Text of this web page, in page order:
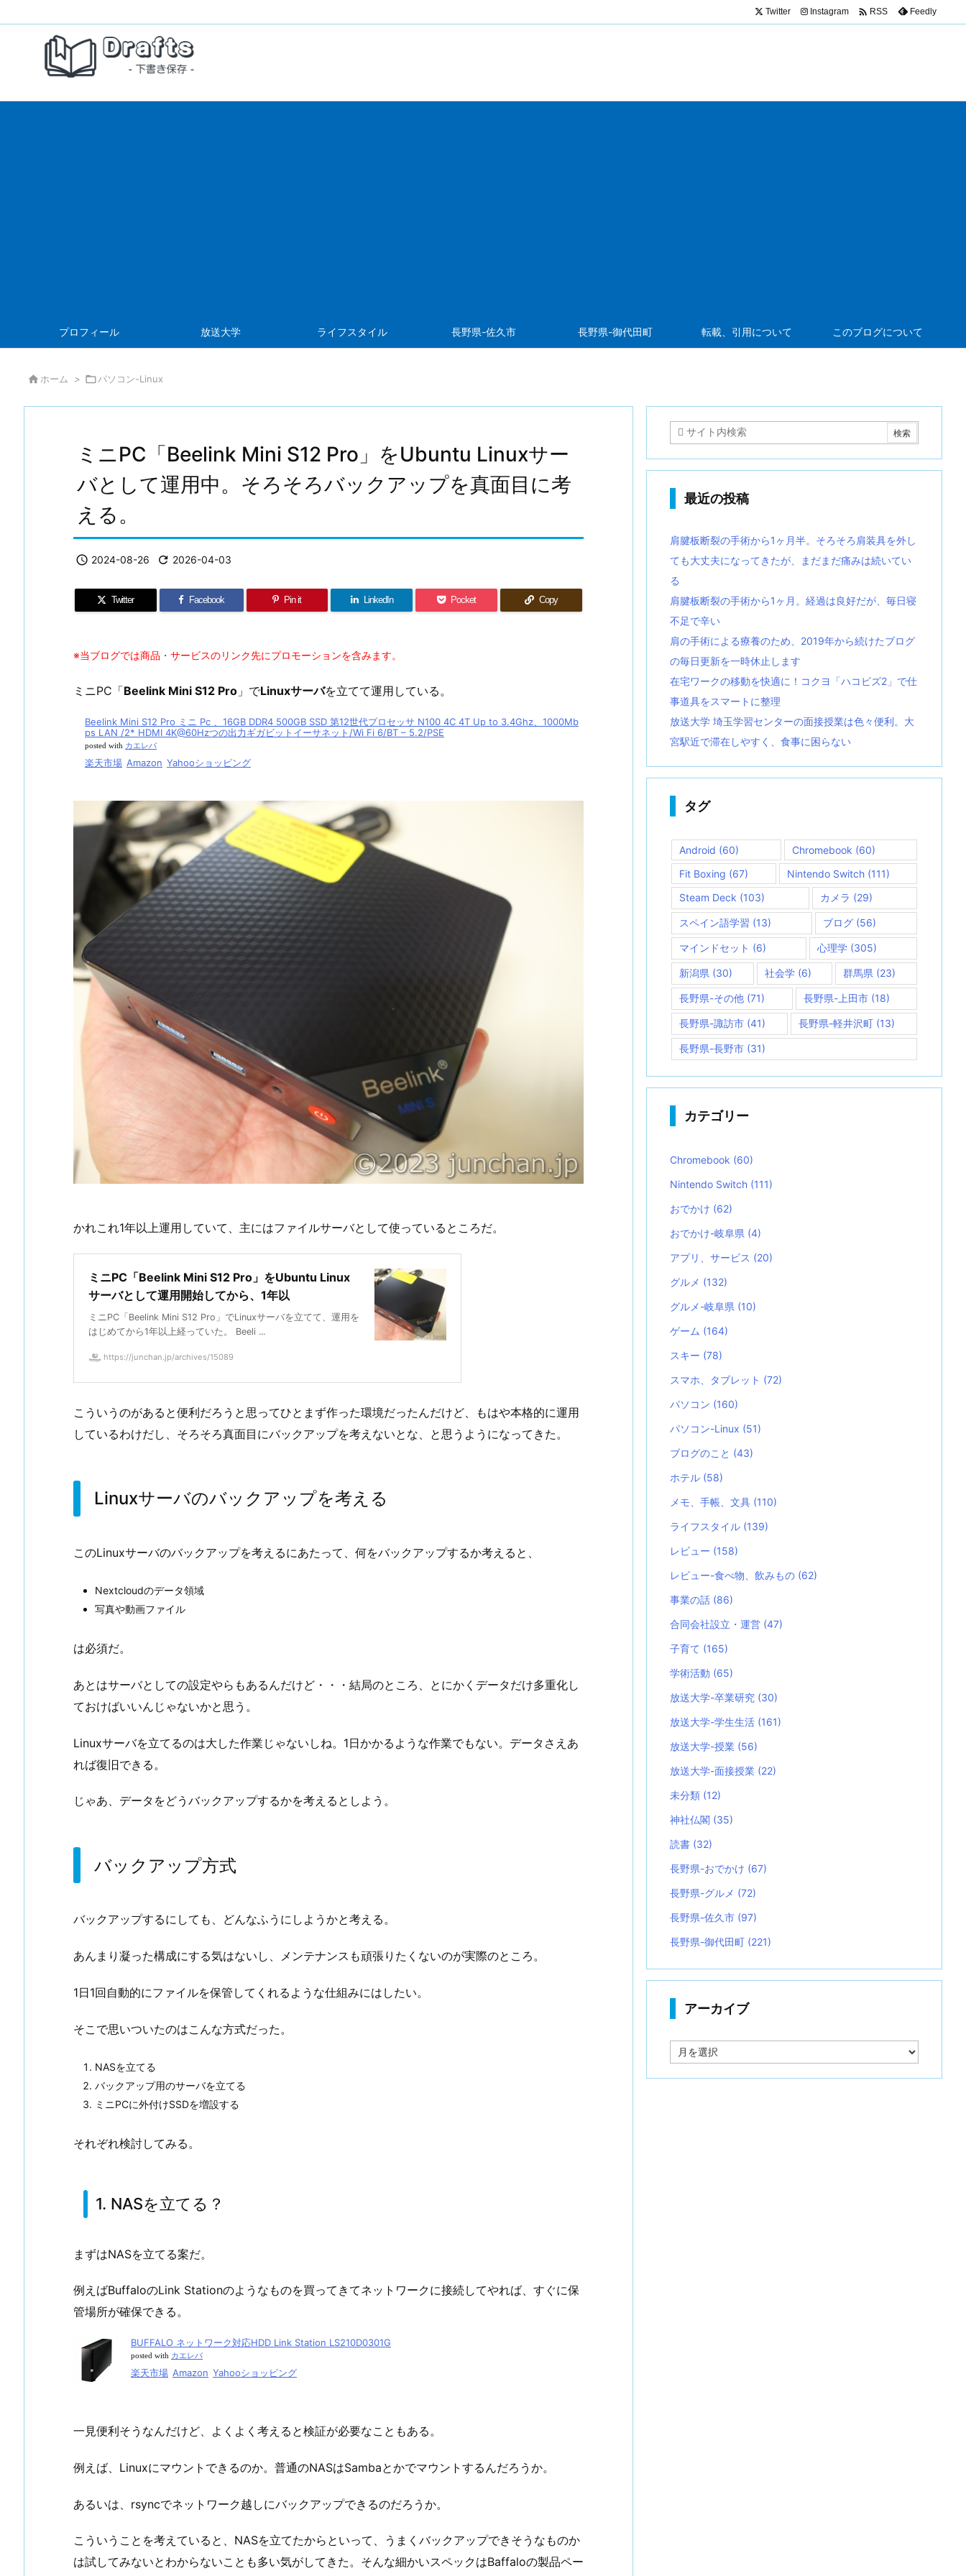
プロフィール 放送大学 ライフスタイル 長野県-佐久市 長野県-御代田町 転載、引用について このブログについて
Twitter Instagram  RSS Feedly
 ホーム > パソコン-Linux
ミニPC「Beelink Mini S12 Pro」をUbuntu Linuxサー
バとして運用中。そろそろバックアップを真面目に考
える。
 2024-08-26  2026-04-03
Twitter Facebook Pin it LinkedIn Pocket Copy
※当ブログでは商品・サービスのリンク先にプロモーションを含みます。
ミニPC「Beelink Mini S12 Pro 」でLinuxサーバを立てて運用している。
Beelink Mini S12 Pro ミニ Pc 、16GB DDR4 500GB SSD 第12世代プロセッサ N100 4C 4T Up to 3.4Ghz、1000Mb
ps LAN /2* HDMI 4K@60Hzつの出力ギガビットイーサネット/Wi Fi 6/BT – 5.2/PSE
posted with カエレバ
楽天市場 Amazon Yahooショッピング
かれこれ1年以上運用していて、主にはファイルサーバとして使っているところだ。
ミニPC「Beelink Mini S12 Pro」をUbuntu Linux
サーバとして運用開始してから、1年以
ミニPC「Beelink Mini S12 Pro」でLinuxサーバを立てて、運用を
はじめてから1年以上経っていた。 Beeli ...
https://junchan.jp/archives/15089
こういうのがあると便利だろうと思ってひとまず作った環境だったんだけど、もはや本格的に運用
しているわけだし、そろそろ真面目にバックアップを考えないとな、と思うようになってきた。
Linuxサーバのバックアップを考える
このLinuxサーバのバックアップを考えるにあたって、何をバックアップするか考えると、
Nextcloudのデータ領域
写真や動画ファイル
は必須だ。
あとはサーバとしての設定やらもあるんだけど・・・結局のところ、とにかくデータだけ多重化し
ておけばいいんじゃないかと思う。
Linuxサーバを立てるのは大した作業じゃないしね。1日かかるような作業でもない。データさえあ
れば復旧できる。
じゃあ、データをどうバックアップするかを考えるとしよう。
バックアップ方式
バックアップするにしても、どんなふうにしようかと考える。
あんまり凝った構成にする気はないし、メンテナンスも頑張りたくないのが実際のところ。
1日1回自動的にファイルを保管してくれるような仕組みにはしたい。
そこで思いついたのはこんな方式だった。
NASを立てる
バックアップ用のサーバを立てる
ミニPCに外付けSSDを増設する
それぞれ検討してみる。
1. NASを立てる？
まずはNASを立てる案だ。
例えばBuffaloのLink Stationのようなものを買ってきてネットワークに接続してやれば、すぐに保
管場所が確保できる。
BUFFALO ネットワーク対応HDD Link Station LS210D0301G
posted with カエレバ
楽天市場 Amazon Yahooショッピング
一見便利そうなんだけど、よくよく考えると検証が必要なこともある。
例えば、Linuxにマウントできるのか。普通のNASはSambaとかでマウントするんだろうか。
あるいは、rsyncでネットワーク越しにバックアップできるのだろうか。
こういうことを考えていると、NASを立てたからといって、うまくバックアップできそうなものか
は試してみないとわからないことも多い気がしてきた。そんな細かいスペックはBaffaloの製品ペー
最近の投稿
肩腱板断裂の手術から1ヶ月半。そろそろ肩装具を外し
ても大丈夫になってきたが、まだまだ痛みは続いてい
る
肩腱板断裂の手術から1ヶ月。経過は良好だが、毎日寝
不足で辛い
肩の手術による療養のため、2019年から続けたブログ
の毎日更新を一時休止します
在宅ワークの移動を快適に！コクヨ「ハコビズ2」で仕
事道具をスマートに整理
放送大学 埼玉学習センターの面接授業は色々便利。大
宮駅近で滞在しやすく、食事に困らない
タグ
Android (60) Chromebook (60)
Fit Boxing (67) Nintendo Switch(111)
Steam Deck (103) カメラ (29)
スペイン語学習 (13) ブログ (56)
マインドセット (6) 心理学 (305)
新潟県 (30) 社会学(6) 群馬県 (23)
長野県-その他 (71) 長野県-上田市(18)
長野県-諏訪市 (41) 長野県-軽井沢町 (13)
長野県-長野市 (31)
カテゴリー
Chromebook (60)
Nintendo Switch (111)
おでかけ (62)
おでかけ-岐阜県 (4)
アプリ、サービス (20)
グルメ (132)
グルメ-岐阜県 (10)
ゲーム (164)
スキー (78)
スマホ、タブレット (72)
パソコン (160)
パソコン-Linux (51)
ブログのこと (43)
ホテル (58)
メモ、手帳、文具 (110)
ライフスタイル (139)
レビュー (158)
レビュー-食べ物、飲みもの (62)
事業の話 (86)
合同会社設立・運営 (47)
子育て (165)
学術活動 (65)
放送大学-卒業研究 (30)
放送大学-学生生活 (161)
放送大学-授業 (56)
放送大学-面接授業 (22)
未分類 (12)
神社仏閣 (35)
読書 (32)
長野県-おでかけ (67)
長野県-グルメ (72)
長野県-佐久市 (97)
長野県-御代田町 (221)
アーカイブ
ー